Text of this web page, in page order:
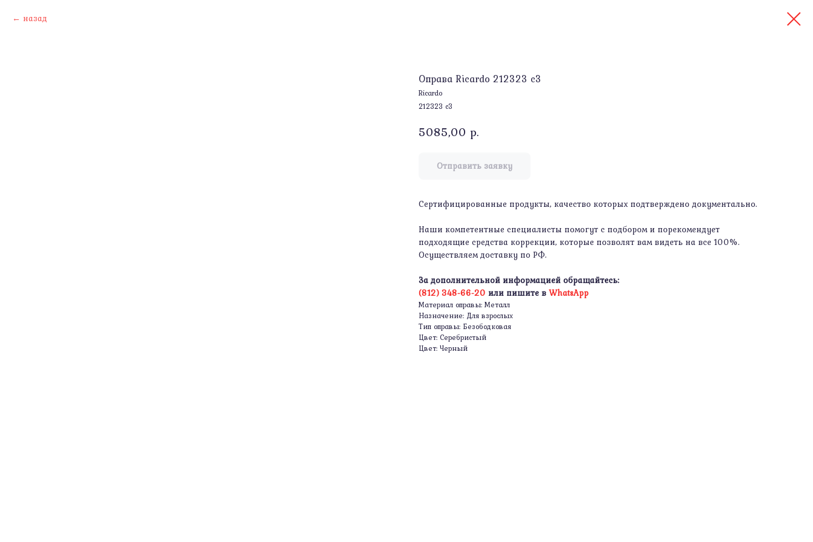
назад
Оправа Ricardo 212323 с3
Ricardo
212323 с3
5085,00 р.
Отправить заявку
Сертифицированные продукты, качество которых подтверждено документально.
Наши компетентные специалисты помогут с подбором и порекомендует
подходящие средства коррекции, которые позволят вам видеть на все 100%.
Осуществляем доставку по РФ.
За дополнительной информацией обращайтесь:
(812) 348-66-20 или пишите в WhatsApp
Материал оправы: Металл
Назначение: Для взрослых
Тип оправы: Безободковая
Цвет: Серебристый
Цвет: Черный